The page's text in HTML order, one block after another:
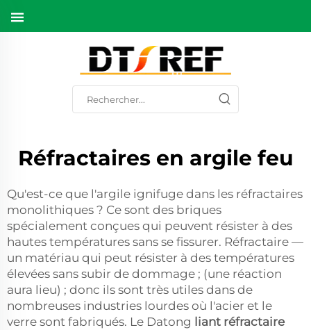
Réfractaires en argile feu
Qu'est-ce que l'argile ignifuge dans les réfractaires
monolithiques ? Ce sont des briques
spécialement conçues qui peuvent résister à des
hautes températures sans se fissurer. Réfractaire —
un matériau qui peut résister à des températures
élevées sans subir de dommage ; (une réaction
aura lieu) ; donc ils sont très utiles dans de
nombreuses industries lourdes où l'acier et le
verre sont fabriqués. Le Datong liant réfractaire